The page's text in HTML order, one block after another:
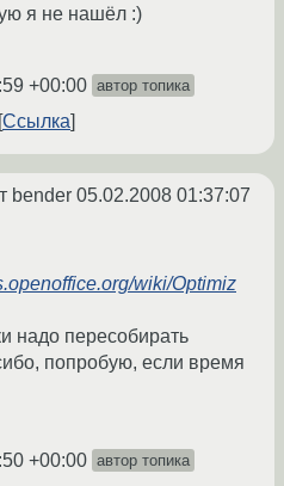
я не нашёл :)
+00:00 автор топика
Ссылка
bender 05.02.2008 01:37:07
wiki/Optimiz
надо пересобирать
попробую, если время
+00:00 автор топика